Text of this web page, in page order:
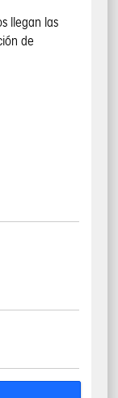
llegan las
de